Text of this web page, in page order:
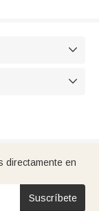


directamente en
Suscríbete